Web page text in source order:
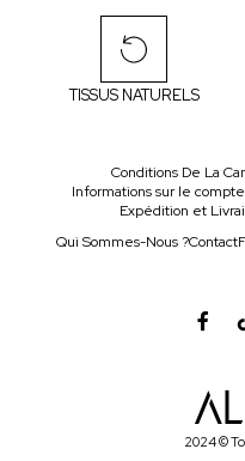
TISSUS NATURELS
Conditions De La
Informations sur le
Expédition et
Qui Sommes-Nous ?Contact
2024 ©